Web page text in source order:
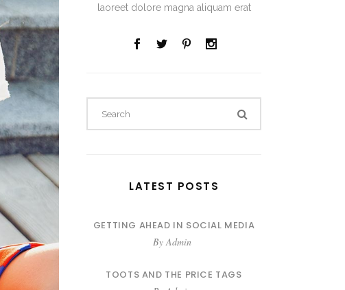
laoreet dolore magna aliquam erat
LATEST POSTS
GETTING AHEAD IN SOCIAL MEDIA
ByAdmin
TOOTS AND THE PRICE TAGS